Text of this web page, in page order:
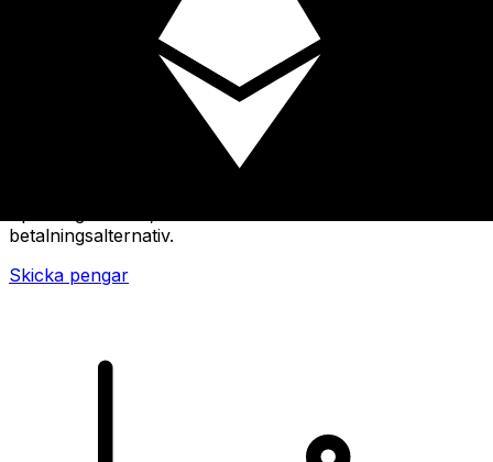
XE Internationella valutaöverföringar
betalningsalternativ.
Skicka pengar